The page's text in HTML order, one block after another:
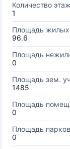
Количество
1
Площадь
96.6
Площадь
0
Площадь зем.
1485
Площадь
0
Площадь
0